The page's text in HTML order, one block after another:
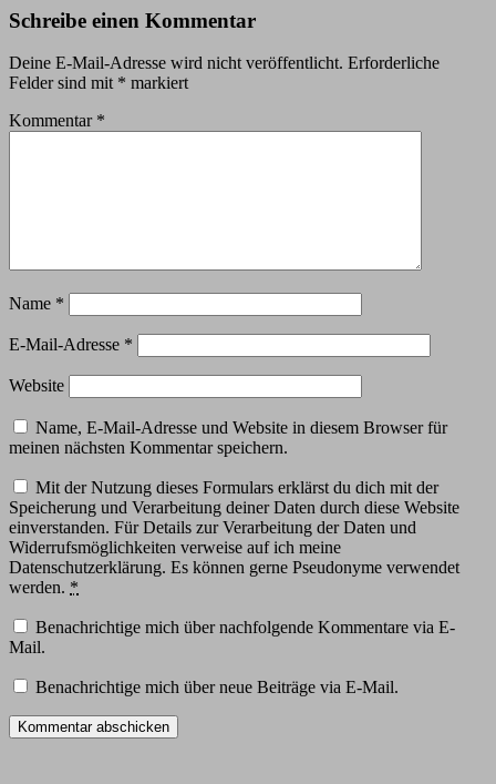
Schreibe einen Kommentar
Deine E-Mail-Adresse wird nicht veröffentlicht. Erforderliche
Felder sind mit * markiert
Kommentar *
Name *
E-Mail-Adresse *
Website
Name, E-Mail-Adresse und Website in diesem Browser für
meinen nächsten Kommentar speichern.
Mit der Nutzung dieses Formulars erklärst du dich mit der
Speicherung und Verarbeitung deiner Daten durch diese Website
einverstanden. Für Details zur Verarbeitung der Daten und
Widerrufsmöglichkeiten verweise auf ich meine
Datenschutzerklärung. Es können gerne Pseudonyme verwendet
werden. *
Benachrichtige mich über nachfolgende Kommentare via E-
Mail.
Benachrichtige mich über neue Beiträge via E-Mail.